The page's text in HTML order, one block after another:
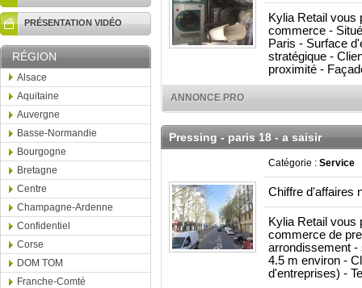
PRÉSENTATION VIDÉO
RÉGION
Alsace
Aquitaine
Auvergne
Basse-Normandie
Bourgogne
Bretagne
Centre
Champagne-Ardenne
Confidentiel
Corse
DOM TOM
Franche-Comté
Kylia Retail vous
commerce -
Paris - Surface
stratégique -
proximité -
ANNONCE PRO
Pressing - paris 18 - a saisir
Catégorie : Service
Chiffre d'affaires
Kylia Retail vous
commerce de
arrondissement -
4.5 m environ -
d'entreprises) -